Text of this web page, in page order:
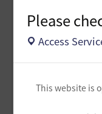
Please
Access
This website is
エデンの槍
CT長めの2発目の
コンボルートの択
らを推奨。